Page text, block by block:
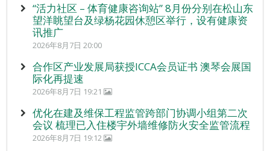
“活力社区 – 体育健康咨询站” 8月份分别在松山东
望洋眺望台及绿杨花园休憩区举行，设有健康资
讯推广
2026年8月7日 20:00
合作区产业发展局获授ICCA会员证书 澳琴会展国
际化再提速
2026年8月7日 19:21
优化在建及维保工程监管跨部门协调小组第二次
会议 梳理已入住楼宇外墙维修防火安全监管流程
2026年8月7日 19:12